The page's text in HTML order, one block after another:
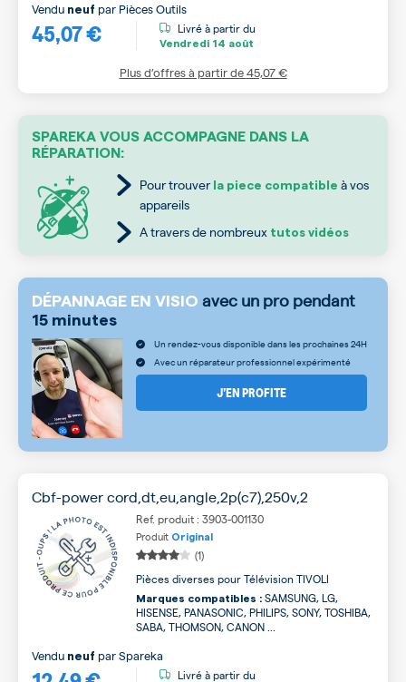
45,07 €
Vendu neuf par Pièces Outils
Livré à partir du
Vendredi 14 août
Plus d’offres à partir de45,07 €
SPAREKA VOUS ACCOMPAGNE DANS LA
RÉPARATION:
Pour trouver la piece compatible à vos
appareils
A travers de nombreux tutos vidéos
DÉPANNAGE EN VISIO avec un pro pendant
15 minutes
Un rendez-vous disponible dans les prochaines 24H
Avec un réparateur professionnel expérimenté
J’EN PROFITE
Cbf-power cord,dt,eu,angle,2p(c7),250v,2
Ref. produit : 3903-001130
Produit Original
(1)
Pièces diverses pour Télévision TIVOLI
Marques compatibles : SAMSUNG, LG,
HISENSE, PANASONIC, PHILIPS, SONY, TOSHIBA,
SABA, THOMSON, CANON ...
Vendu neuf parSpareka
Livré à partir du